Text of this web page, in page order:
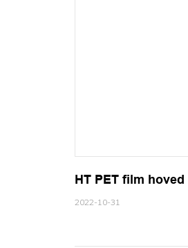
HT PET film hoved
2022-10-31